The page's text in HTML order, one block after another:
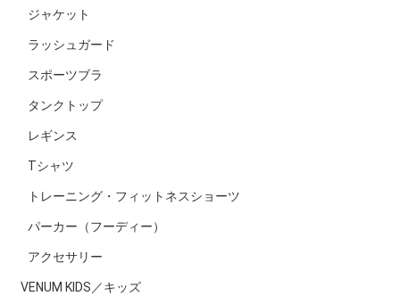
ジャケット
ラッシュガード
スポーツブラ
タンクトップ
レギンス
Tシャツ
トレーニング・フィットネスショーツ
パーカー（フーディー）
アクセサリー
VENUM KIDS／キッズ